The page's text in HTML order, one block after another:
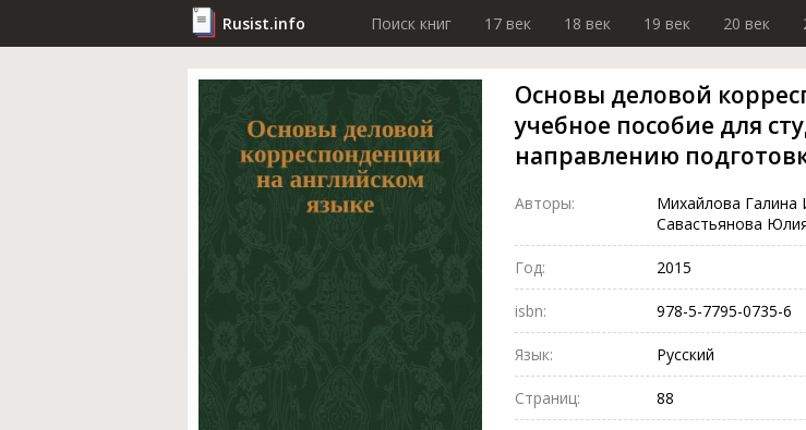
Rusist.info Поиск книг 17 век 18 век 19 век 20 век
Основы деловой
учебное пособие для
направлению
Авторы:
Михайлова Галина
Савастьянова
Год: 2015
isbn: 978-5-7795-0735-6
Язык: Русский
Страниц: 88